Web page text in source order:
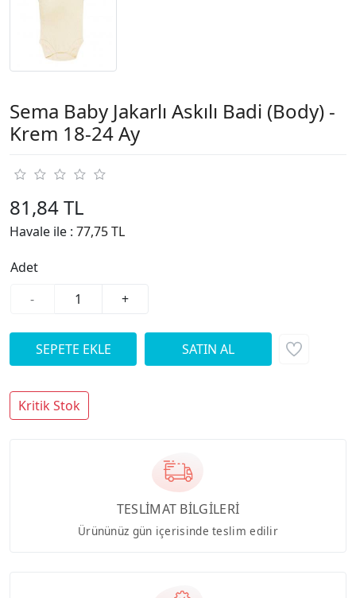
Sema Baby Jakarlı Askılı Badi (Body) -
Krem 18-24 Ay
81,84 TL
Havale ile : 77,75 TL
Adet
-
+
Kritik Stok
TESLİMAT BİLGİLERİ
Ürününüz gün içerisinde teslim edilir